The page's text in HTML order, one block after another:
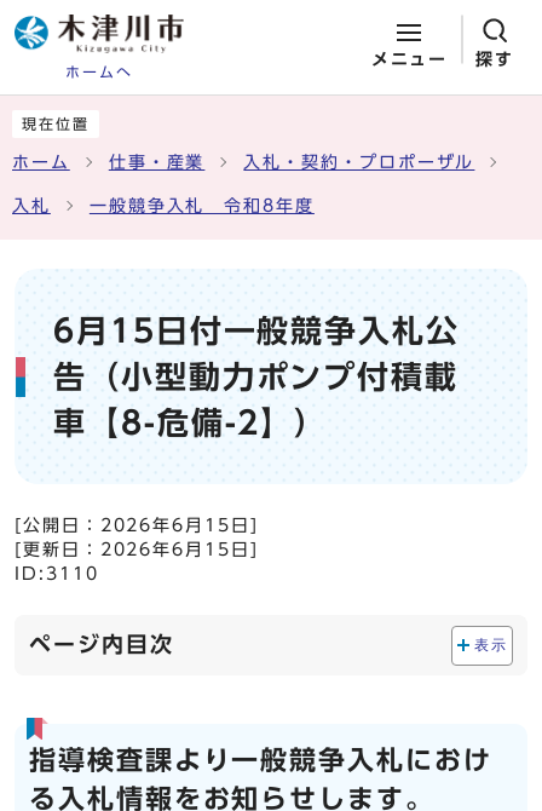
ホームへ
メニュー 探す
現在位置
ホーム 仕事・産業 入札・契約・プロポーザル
入札 一般競争入札 令和8年度
6月15日付一般競争入札公
告（小型動力ポンプ付積載
車【8-危備-2】）
[公開日： 2026年6月15日
[更新日： 2026年6月15日
ID:3110
ページ内目次 表示
指導検査課より一般競争入札におけ
る入札情報をお知らせします。